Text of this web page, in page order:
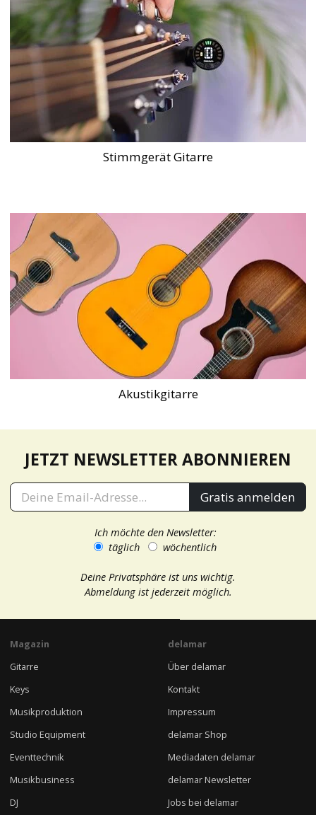
Stimmgerät Gitarre
Akustikgitarre
JETZT NEWSLETTER ABONNIEREN
Gratis anmelden
Ich möchte den Newsletter:
täglich
wöchentlich
Deine Privatsphäre ist uns wichtig.
Abmeldung ist jederzeit möglich.
Magazin
Gitarre
Keys
Musikproduktion
Studio Equipment
Eventtechnik
Musikbusiness
DJ
delamar
Über delamar
Kontakt
Impressum
delamar Shop
Mediadaten delamar
delamar Newsletter
Jobs bei delamar